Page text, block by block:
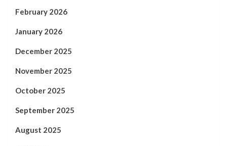
February 2026
January 2026
December 2025
November 2025
October 2025
September 2025
August 2025